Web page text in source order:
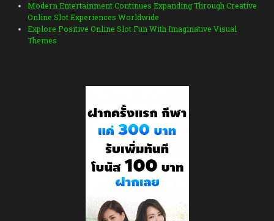
Modern Entertainment Continues Expanding Through Creative
Online Slot Experiences Worldwide
Explore Positive Online Slot Fun With Imaginative Visual
Themes